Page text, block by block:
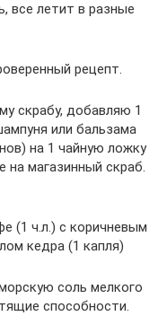
все летит в разные
рецепт.
скрабу, добавляю 1
или бальзама
на 1 чайную ложку
магазинный скраб.
(1 ч.л.) с коричневым
кедра (1 капля)
соль мелкого
способности.